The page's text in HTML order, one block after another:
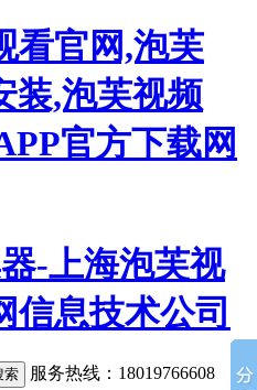
看官网,泡芙
装,泡芙视频
官方下载网
服务热线：18019766608